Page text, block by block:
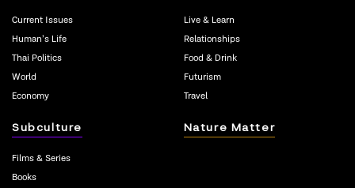
Current Issues
Human’s Life
Thai Politics
World
Economy
Live & Learn
Relationships
Food & Drink
Futurism
Travel
Subculture
Films & Series
Books
Nature Matter